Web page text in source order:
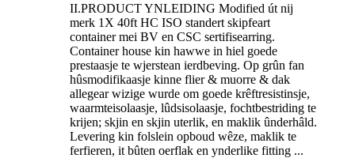
II.PRODUCT YNLEIDING Modified út nij
merk 1X 40ft HC ISO standert skipfeart
container mei BV en CSC sertifisearring.
Container house kin hawwe in hiel goede
prestaasje te wjerstean ierdbeving. Op grûn fan
hûsmodifikaasje kinne flier & muorre & dak
allegear wizige wurde om goede krêftresistinsje,
waarmteisolaasje, lûdsisolaasje, fochtbestriding te
krijen; skjin en skjin uterlik, en maklik ûnderhâld.
Levering kin folslein opboud wêze, maklik te
ferfieren, it bûten oerflak en ynderlike fitting ...